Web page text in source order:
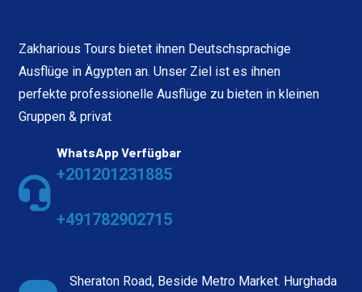
Zakharious Tours bietet ihnen Deutschsprachige
Ausflüge in Ägypten an. Unser Ziel ist es ihnen
perfekte professionelle Ausflüge zu bieten in kleinen
Gruppen & privat
WhatsApp Verfügbar
+201201231885
+491782902715
Sheraton Road, Beside Metro Market. Hurghada